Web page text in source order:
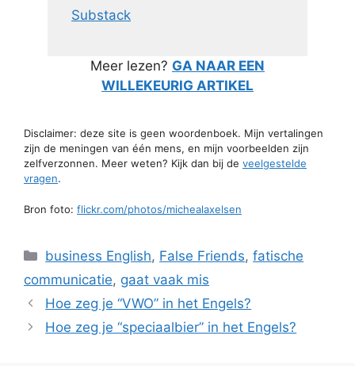
Substack
Meer lezen? GA NAAR EEN
WILLEKEURIG ARTIKEL
Disclaimer: deze site is geen woordenboek. Mijn vertalingen
zijn de meningen van één mens, en mijn voorbeelden zijn
zelfverzonnen. Meer weten? Kijk dan bij de veelgestelde
vragen.
Bron foto: flickr.com/photos/michealaxelsen
Categorieën
business English, False Friends,fatische
communicatie, gaat vaak mis
Hoe zeg je “VWO” in het Engels?
Hoe zeg je “speciaalbier” in het Engels?